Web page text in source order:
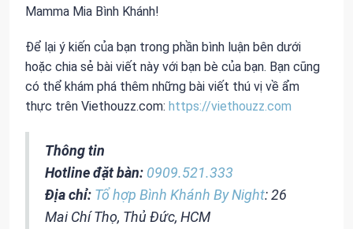
Mamma Mia Bình Khánh!
Để lại ý kiến của bạn trong phần bình luận bên dưới
hoặc chia sẻ bài viết này với bạn bè của bạn. Bạn cũng
có thể khám phá thêm những bài viết thú vị về ẩm
thực trên Viethouzz.com: https://viethouzz.com
Thông tin
Hotline đặt bàn: 0909.521.333
Địa chỉ: Tổ hợp Bình Khánh By Night: 26
Mai Chí Thọ, Thủ Đức, HCM